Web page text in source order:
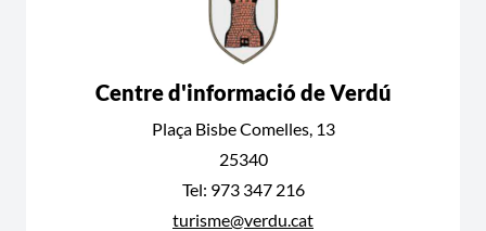
Centre d'informació de Verdú
Plaça Bisbe Comelles, 13
25340
Tel: 973 347 216
turisme@verdu.cat